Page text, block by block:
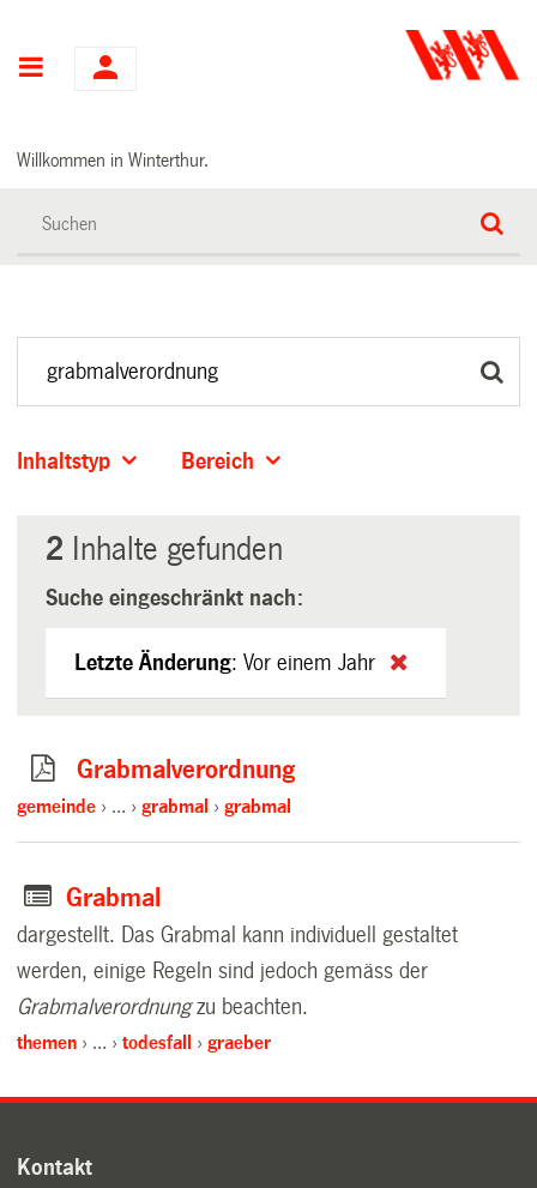
Hauptnavigation
Willkommen in Winterthur.
Inhaltstyp Bereich
2 Inhalte gefunden
Suche eingeschränkt nach:
Letzte Änderung:Vor einem Jahr
Grabmalverordnung
gemeinde … grabmal grabmal
Grabmal
dargestellt. Das Grabmal kann individuell gestaltet
werden, einige Regeln sind jedoch gemäss der
Grabmalverordnungzu beachten.
themen … todesfall graeber
Kontakt